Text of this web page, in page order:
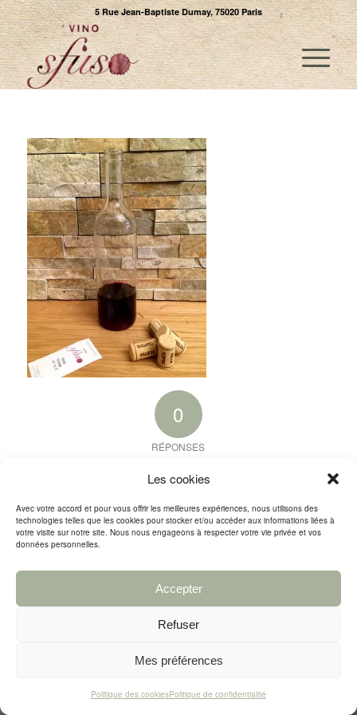
Les cookies
Avec votre accord et pour vous offrir les meilleures expériences, nous utilisons des
technologies telles que les cookies pour stocker et/ou accéder aux informations liées à
votre visite sur notre site. Nous nous engageons à respecter votre vie privée et vos
données personnelles.
Accepter
Refuser
Mes préférences
Politique des cookiesPolitique de confidentialité
5 Rue Jean-Baptiste Dumay, 75020 Paris
0
RÉPONSES
Laisser un commentaire
Rejoindre la discussion?
N’hésitez pas à contribuer !
Vous devezvous connecter
Tous droits réservés © Sfuso.fr 2023Agence webdesign : Limbus Studio